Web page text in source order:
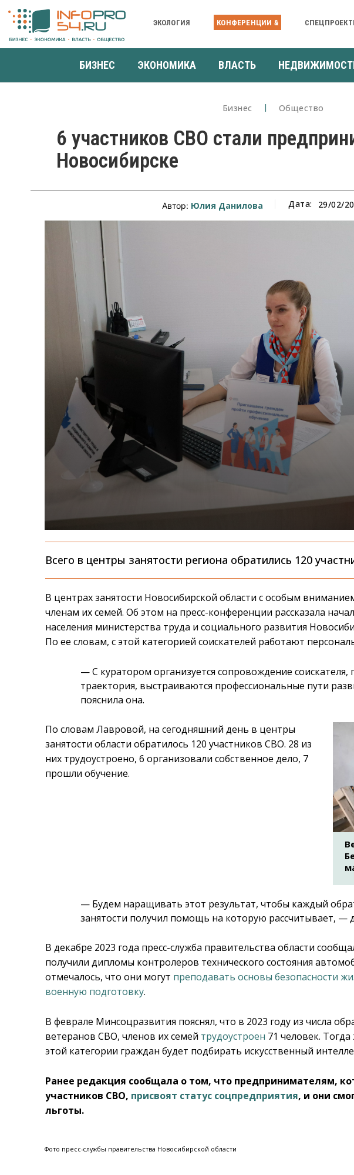
ЭКОЛОГИЯ КОНФЕРЕНЦИИ &
БИЗНЕС ЭКОНОМИКА ВЛАСТЬ
Бизнес Общество
6 участников СВО стали
Новосибирске
Автор: Юлия Данилова Дата: 29/02/
Всего в центры занятости региона обратились 120
В центрах занятости Новосибирской области с особым
членам их семей. Об этом на пресс-конференции рассказала
населения министерства труда и социального развития
По ее словам, с этой категорией соискателей работают
— С куратором организуется сопровождение соискателя,
траектория, выстраиваются профессиональные пути
пояснила она.
По словам Лавровой, на сегодняшний день в центры
занятости области обратилось 120 участников СВО. 28 из
них трудоустроено, 6 организовали собственное дело, 7
прошли обучение.
— Будем наращивать этот результат, чтобы каждый
занятости получил помощь на которую рассчитывает, —
В декабре 2023 года пресс-служба правительства области
получили дипломы контролеров технического состояния
отмечалось, что они могут преподавать основы безопасности
военную подготовку.
В феврале Минсоцразвития пояснял, что в 2023 году из числа
ветеранов СВО, членов их семей трудоустроен 71 человек.
этой категории граждан будет подбирать искусственный
Ранее редакция сообщала о том, что предпринимателям,
участников СВО, присвоят статус соцпредприятия, и они
льготы.
Фото пресс-службы правительства Новосибирской области